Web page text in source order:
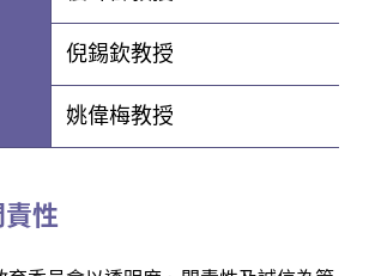
倪錫欽教授
姚偉梅教授
性